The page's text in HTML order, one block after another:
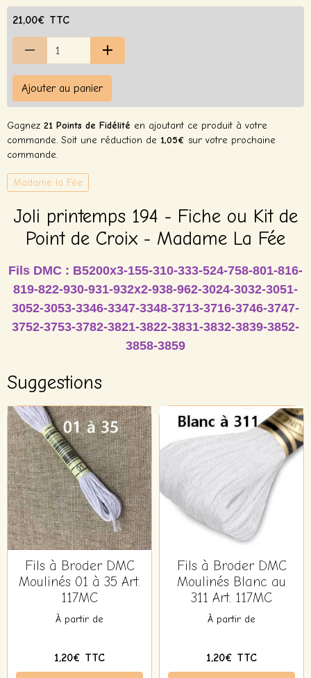
21,00€ TTC
Ajouter au panier
Gagnez 21 Points de Fidélité en ajoutant ce produit à votre
commande. Soit une réduction de 1,05€ sur votre prochaine
commande.
Madame la Fée
Joli printemps 194 - Fiche ou Kit de
Point de Croix - Madame La Fée
Fils DMC : B5200x3-155-310-333-524-758-801-816-
819-822-930-931-932x2-938-962-3024-3032-3051-
3052-3053-3346-3347-3348-3713-3716-3746-3747-
3752-3753-3782-3821-3822-3831-3832-3839-3852-
3858-3859
Suggestions
Fils à Broder DMC
Moulinés 01 à 35 Art.
117MC
À partir de
1,20€ TTC
Fils à Broder DMC
Moulinés Blanc au
311 Art. 117MC
À partir de
1,20€ TTC